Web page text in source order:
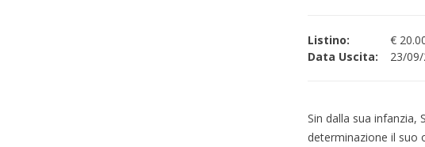
Listino:
€
Data Uscita:
23/
Sin dalla sua infanzia,
determinazione il suo